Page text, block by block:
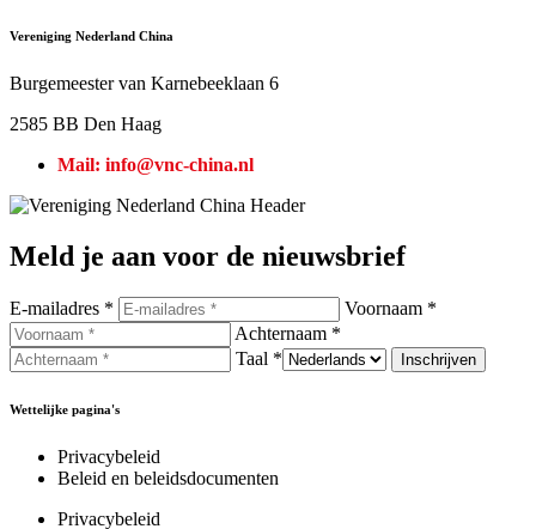
Vereniging Nederland China
Burgemeester van Karnebeeklaan 6
2585 BB Den Haag
Mail: info@vnc-china.nl
Meld je aan voor de nieuwsbrief
E-mailadres *
Voornaam *
Achternaam *
Taal *
Wettelijke pagina's
Privacybeleid
Beleid en beleidsdocumenten​
Privacybeleid